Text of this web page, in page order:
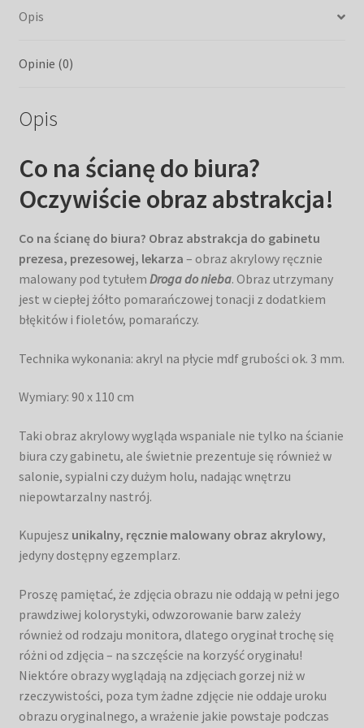
Opis
Opinie (0)
Opis
Co na ścianę do biura?
Oczywiście obraz abstrakcja!
Co na ścianę do biura? Obraz abstrakcja do gabinetu
prezesa, prezesowej, lekarza – obraz akrylowy ręcznie
malowany pod tytułem Droga do nieba. Obraz utrzymany
jest w ciepłej żółto pomarańczowej tonacji z dodatkiem
błękitów i fioletów, pomarańczy.
Technika wykonania: akryl na płycie mdf grubości ok. 3 mm.
Wymiary: 90 x 110 cm
Taki obraz akrylowy wygląda wspaniale nie tylko na ścianie
biura czy gabinetu, ale świetnie prezentuje się również w
salonie, sypialni czy dużym holu, nadając wnętrzu
niepowtarzalny nastrój.
Kupujesz unikalny, ręcznie malowany obraz akrylowy,
jedyny dostępny egzemplarz.
Proszę pamiętać, że zdjęcia obrazu nie oddają w pełni jego
prawdziwej kolorystyki, odwzorowanie barw zależy
również od rodzaju monitora, dlatego oryginał trochę się
różni od zdjęcia – na szczęście na korzyść oryginału!
Niektóre obrazy wyglądają na zdjęciach gorzej niż w
rzeczywistości, poza tym żadne zdjęcie nie oddaje uroku
obrazu oryginalnego, a wrażenie jakie powstaje podczas